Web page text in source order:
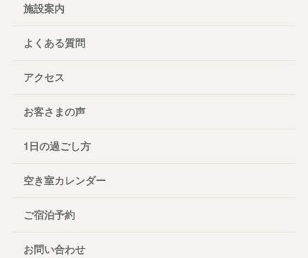
施設案内
よくある質問
アクセス
お客さまの声
1日の過ごし方
空き室カレンダー
ご宿泊予約
お問い合わせ